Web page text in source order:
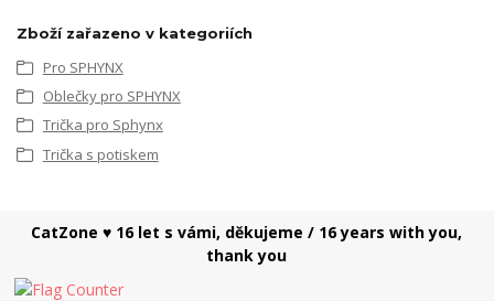
Zboží zařazeno v kategoriích
Pro SPHYNX
Oblečky pro SPHYNX
Trička pro Sphynx
Trička s potiskem
CatZone ♥ 16 let s vámi, děkujeme / 16 years with you,
thank you